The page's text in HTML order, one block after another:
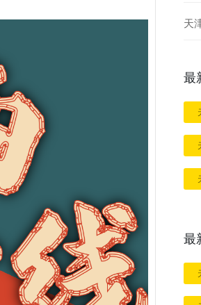
天
最
最